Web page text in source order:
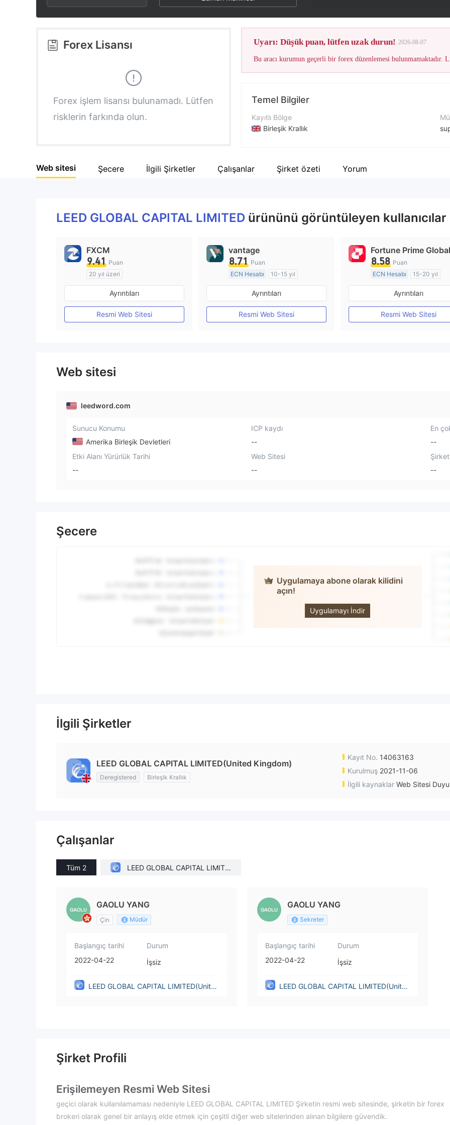
2
3
5
6
7
8
9
8
9
Forex Lisansı
Forex işlem lisansı bulunamadı. Lütfen
risklerin farkında olun.
Uyarı: Düşük puan, lütfen uzak durun! 2026-08-07
Bu aracı kurumun geçerli bir forex düzenlemesi bulunmamaktadır.
Temel Bilgiler
Kayıtlı Bölge
Birleşik Krallık
Şirket Adı
Web sitesi Şecere İlgili Şirketler Çalışanlar Şirket özeti Yorum
LEED GLOBAL CAPITAL LIMITED ürününü görüntüleyen
FXCM
9.41 Puan
20 yıl üzeri
Düzenleyici Ülke/Bölge: Avustralya
Pazar Yapıcılık (MM)
MT4 Tam Lisans
Ayrıntıları
Resmi Web Sitesi
vantage
8.71 Puan
ECN Hesabı
10-15 yıl
Düzenleyici Ülke/Bölge: Avustralya
Pazar Yapıcılık (MM)
MT4 Tam Lisans
Ayrıntıları
Resmi Web Sitesi
Fortune Prime Global
8.58 Puan
ECN Hesabı
15-20 yıl
Pazar Yapıcılık (MM)
MT4 Tam Lisans
Ayrıntıları
Resmi Web Sitesi
Web sitesi
leedword.com
Sunucu Konumu
Amerika Birleşik Devletleri
ICP kaydı
--
En
--
Etki Alanı Yürürlük Tarihi
--
Web Sitesi
--
Şirket
--
Şecere
Uygulamaya abone olarak kilidini
açın!
Uygulamayı İndir
LEED GLOBAL
LIMITED
İlgili Şirketler
LEED GLOBAL CAPITAL LIMITED(United Kingdom)
Deregistered Birleşik Krallık
Kayıt No. 14063163
Kurulmuş 2021-11-06
İlgili kaynaklar Web Sitesi
Çalışanlar
Tüm 2
LEED GLOBAL CAPITAL LIMITE
GAOLU YANG
Çin Müdür
Başlangıç tarihi
2022-04-22
Durum
İşsiz
LEED GLOBAL CAPITAL LIMITED(Unite
GAOLU YANG
Sekreter
Başlangıç tarihi
2022-04-22
Durum
İşsiz
LEED GLOBAL CAPITAL LIMITED(Unite
Şirket Profili
Erişilemeyen Resmi Web Sitesi
geçici olarak kullanılamaması nedeniyle LEED GLOBAL CAPITAL LIMITED Şirketin resmi web sitesinde, şirketin bir forex
brokeri olarak genel bir anlayış elde etmek için çeşitli diğer web sitelerinden alınan bilgilere güvendik.